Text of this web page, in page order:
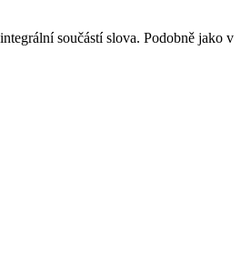
součástí slova. Podobně jako v